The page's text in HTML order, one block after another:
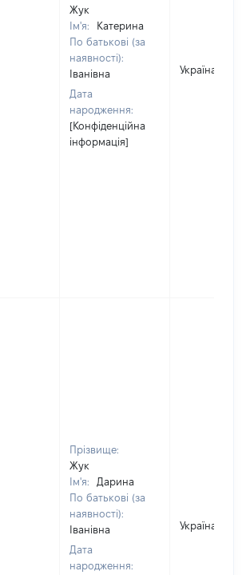
Жук
Ім'я:
Катерина
По батькові (за
наявності):
Іванівна
Дата
народження:
[Конфіденційна
інформація]
Україна
Прізвище:
Жук
Ім'я:
Дарина
По батькові (за
наявності):
Іванівна
Дата
народження:
Україна